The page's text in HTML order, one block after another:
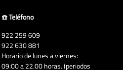
☎️Teléfono
922 259 609
922 630 881
Horario de lunes a viernes:
09:00 a 22.00 horas. (periodos